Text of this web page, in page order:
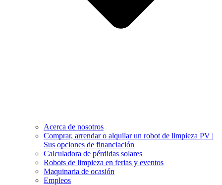
Acerca de nosotros
Comprar, arrendar o alquilar un robot de limpieza PV |
Sus opciones de financiación
Calculadora de pérdidas solares
Robots de limpieza en ferias y eventos
Maquinaria de ocasión
Empleos